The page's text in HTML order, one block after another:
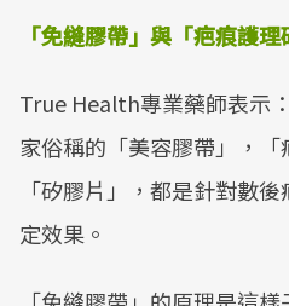
「免縫膠帶」與「疤痕護
True Health專業藥師表示
家俗稱的「美容膠帶」，
「矽膠片」，都是針對數
定效果。